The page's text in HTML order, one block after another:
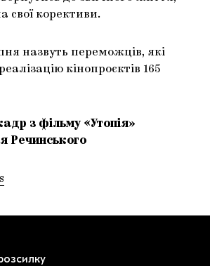
свої корективи.
назвуть переможців, які
кінопроєктів 165
з фільму «Утопія»
Речинського